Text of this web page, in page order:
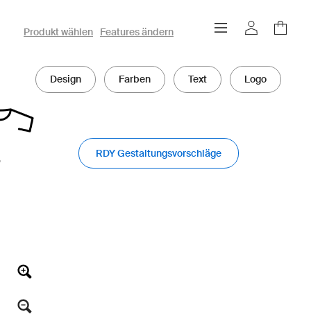
owayo 3D-Konfigurator
Produkt wählen Features ändern
Design Farben Text Logo
RDY Gestaltungsvorschläge